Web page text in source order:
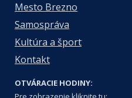
Mesto Brezno
Samospráva
Kultúra a šport
Kontakt
OTVÁRACIE HODINY: